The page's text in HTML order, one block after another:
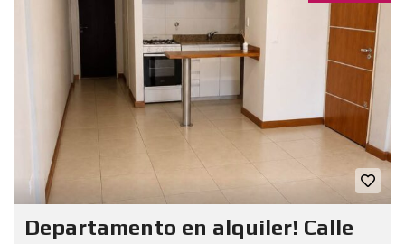
Departamento en alquiler! Calle